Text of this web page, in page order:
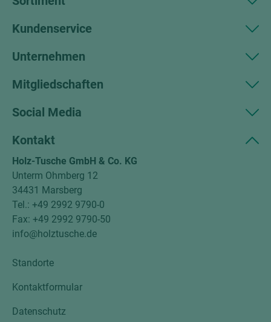
Kundenservice
Unternehmen
Mitgliedschaften
Social Media
Kontakt
Holz-Tusche GmbH & Co. KG
Unterm Ohmberg 12
34431 Marsberg
Tel.: +49 2992 9790-0
Fax: +49 2992 9790-50
info@holztusche.de
Standorte
Kontaktformular
Datenschutz